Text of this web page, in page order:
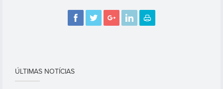
ÚLTIMAS NOTÍCIAS